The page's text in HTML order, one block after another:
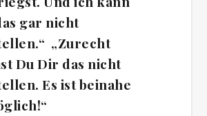
gar nicht
„Zurecht
Du Dir das nicht
Es ist beinahe